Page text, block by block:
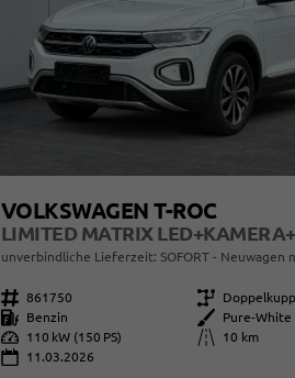
VOLKSWAGEN T-ROC
unverbindliche Lieferzeit: SOFORT Neuwagen mit
Fahrzeugnr. 861750 Getriebe
Kraftstoff
Benzin Außenfarbe
Leistung
110 kW (150 PS) Kilometerstand
10 km
11.03.2026